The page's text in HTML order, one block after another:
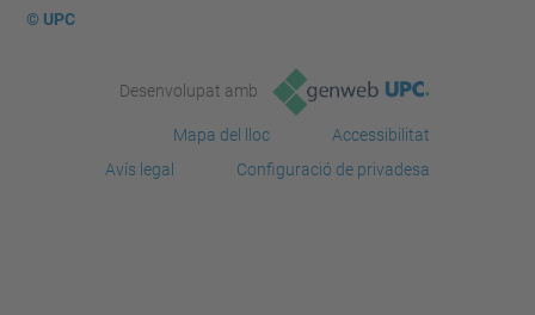
© UPC
Desenvolupat amb
Mapa del lloc
Accessibilitat
Avís legal
Configuració de privadesa